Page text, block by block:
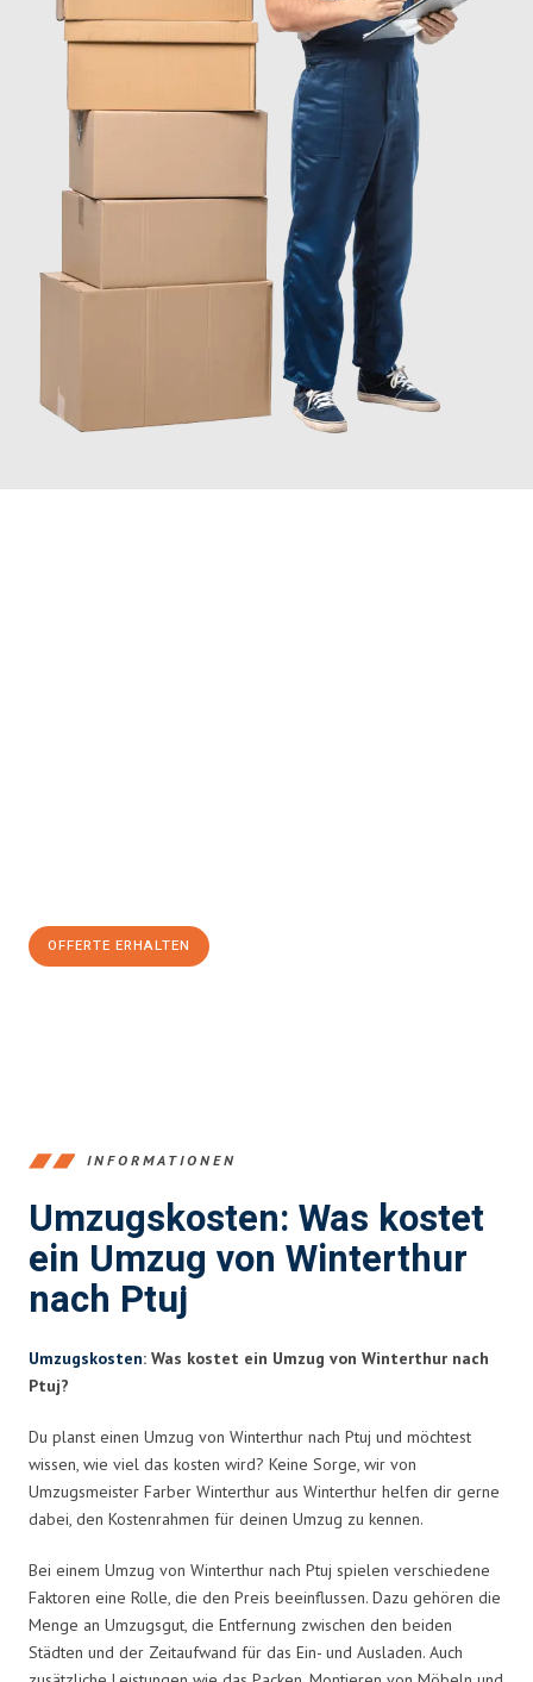
OFFERTE ERHALTEN
INFORMATIONEN
Umzugskosten: Was kostet
ein Umzug von Winterthur
nach Ptuj
Umzugskosten: Was kostet ein Umzug von Winterthur nach
Ptuj?
Du planst einen Umzug von Winterthur nach Ptuj und möchtest
wissen, wie viel das kosten wird? Keine Sorge, wir von
Umzugsmeister Farber Winterthur aus Winterthur helfen dir gerne
dabei, den Kostenrahmen für deinen Umzug zu kennen.
Bei einem Umzug von Winterthur nach Ptuj spielen verschiedene
Faktoren eine Rolle, die den Preis beeinflussen. Dazu gehören die
Menge an Umzugsgut, die Entfernung zwischen den beiden
Städten und der Zeitaufwand für das Ein- und Ausladen. Auch